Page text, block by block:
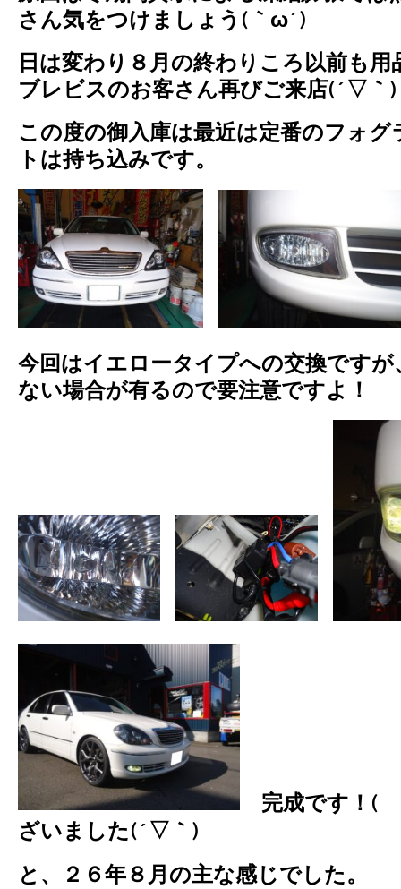
さん気をつけましょう(｀ω´)
日は変わり８月の終わりころ以前も
ブレビスのお客さん再びご来店(´▽
この度の御入庫は最近は定番のフォ
トは持ち込みです。
今回はイエロータイプへの交換です
ない場合が有るので要注意ですよ！
完成です！(
ざいました(´▽｀)
と、２６年８月の主な感じでした。